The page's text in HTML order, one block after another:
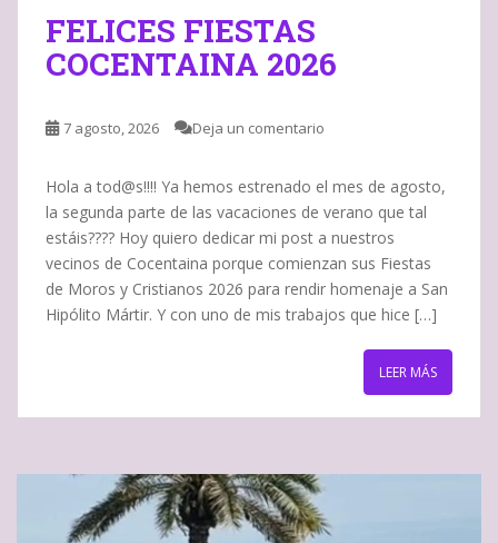
FELICES FIESTAS
COCENTAINA 2026
7 agosto, 2026 Deja un comentario
Hola a tod@s!!!! Ya hemos estrenado el mes de agosto,
la segunda parte de las vacaciones de verano que tal
estáis???? Hoy quiero dedicar mi post a nuestros
vecinos de Cocentaina porque comienzan sus Fiestas
de Moros y Cristianos 2026 para rendir homenaje a San
Hipólito Mártir. Y con uno de mis trabajos que hice […]
LEER MÁS